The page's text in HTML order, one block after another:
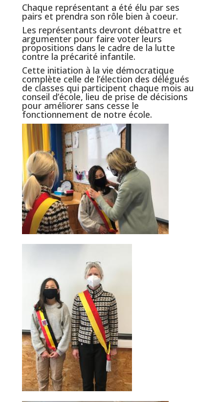
Chaque représentant a été élu par ses
pairs et prendra son rôle bien à coeur.
Les représentants devront débattre et
argumenter pour faire voter leurs
propositions dans le cadre de la lutte
contre la précarité infantile.
Cette initiation à la vie démocratique
complète celle de l’élection des délégués
de classes qui participent chaque mois au
conseil d’école, lieu de prise de décisions
pour améliorer sans cesse le
fonctionnement de notre école.